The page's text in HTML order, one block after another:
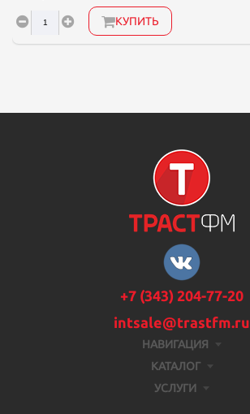
КУПИТЬ
+7 (343) 204-77-20
intsale@trastfm.ru
НАВИГАЦИЯ
КАТАЛОГ
УСЛУГИ